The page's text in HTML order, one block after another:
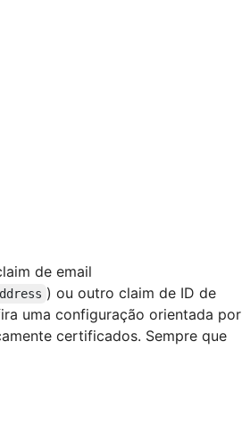
de email
) ou outro claim de ID de
uma configuração orientada por
certificados. Sempre que